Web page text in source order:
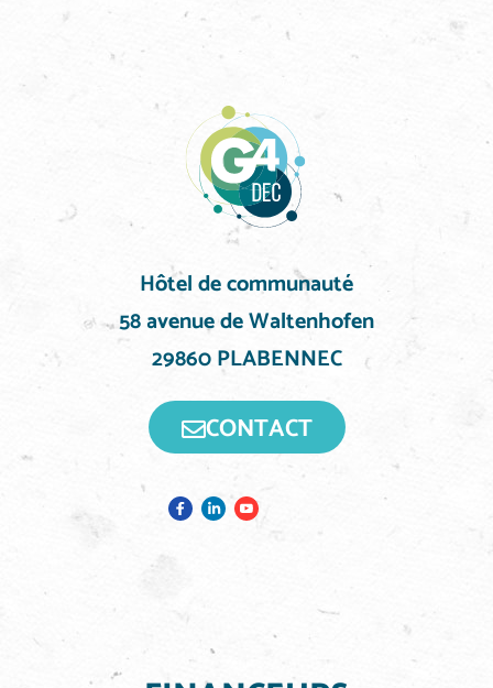
Hôtel de communauté
58 avenue de Waltenhofen
29860 PLABENNEC
CONTACT